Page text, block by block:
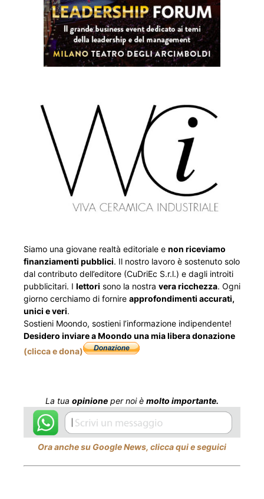
Siamo una giovane realtà editoriale e non riceviamo
finanziamenti pubblici. Il nostro lavoro è sostenuto solo
dal contributo dell’editore (CuDriEc S.r.l.) e dagli introiti
pubblicitari. I lettori sono la nostra vera ricchezza. Ogni
giorno cerchiamo di fornire approfondimenti accurati,
unici e veri.
Sostieni Moondo, sostieni l’informazione indipendente!
Desidero inviare a Moondo una mia libera donazione
(clicca e dona)
La tua opinione per noi è molto importante.
Ora anche su Google News, clicca qui e seguici